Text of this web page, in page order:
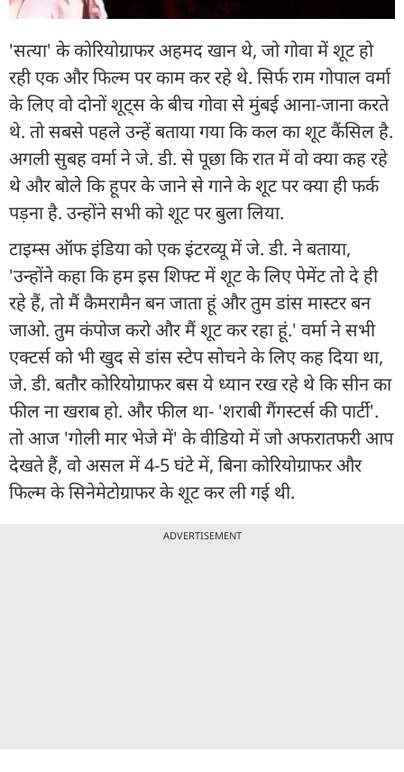
'सत्या' के कोरियोग्राफर अहमद खान थे, जो गोवा में शूट हो
रही एक और फिल्म पर काम कर रहे थे. सिर्फ राम गोपाल वर्मा
के लिए वो दोनों शूट्स के बीच गोवा से मुंबई आना-जाना करते
थे. तो सबसे पहले उन्हें बताया गया कि कल का शूट कैंसिल है.
अगली सुबह वर्मा ने जे. डी. से पूछा कि रात में वो क्या कह रहे
थे और बोले कि हूपर के जाने से गाने के शूट पर क्या ही फर्क
पड़ना है. उन्होंने सभी को शूट पर बुला लिया.
टाइम्स ऑफ इंडिया को एक इंटरव्यू में जे. डी. ने बताया,
'उन्होंने कहा कि हम इस शिफ्ट में शूट के लिए पेमेंट तो दे ही
रहे हैं, तो मैं कैमरामैन बन जाता हूं और तुम डांस मास्टर बन
जाओ. तुम कंपोज करो और मैं शूट कर रहा हूं.' वर्मा ने सभी
एक्टर्स को भी खुद से डांस स्टेप सोचने के लिए कह दिया था,
जे. डी. बतौर कोरियोग्राफर बस ये ध्यान रख रहे थे कि सीन का
फील ना खराब हो. और फील था- 'शराबी गैंगस्टर्स की पार्टी'.
तो आज 'गोली मार भेजे में' के वीडियो में जो अफरातफरी आप
देखते हैं, वो असल में 4-5 घंटे में, बिना कोरियोग्राफर और
फिल्म के सिनेमेटोग्राफर के शूट कर ली गई थी.
ADVERTISEMENT